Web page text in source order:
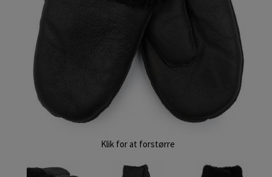
Klik for at forstørre